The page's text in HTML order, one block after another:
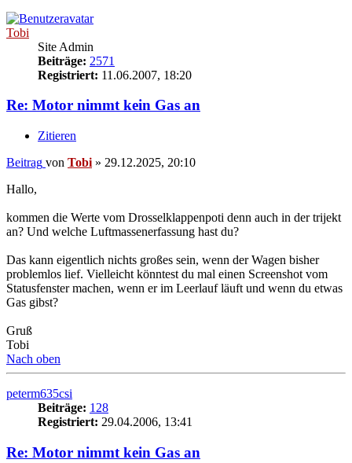
Tobi
Site Admin
Beiträge: 2571
Registriert: 11.06.2007, 18:20
Re: Motor nimmt kein Gas an
Zitieren
Beitrag von Tobi » 29.12.2025, 20:10
Hallo,
kommen die Werte vom Drosselklappenpoti denn auch in der trijekt
an? Und welche Luftmassenerfassung hast du?
Das kann eigentlich nichts großes sein, wenn der Wagen bisher
problemlos lief. Vielleicht könntest du mal einen Screenshot vom
Statusfenster machen, wenn er im Leerlauf läuft und wenn du etwas
Gas gibst?
Gruß
Tobi
Nach oben
peterm635csi
Beiträge: 128
Registriert: 29.04.2006, 13:41
Re: Motor nimmt kein Gas an